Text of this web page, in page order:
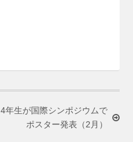
4年生が国際シンポジウムで
ポスター発表（2月）